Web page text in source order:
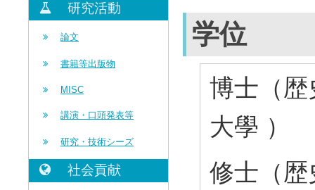
研究活動
論文
書籍等出版物
MISC
講演・口頭発表等
研究・技術シーズ
社会貢献
学位
博士（
大學 ）
修士（